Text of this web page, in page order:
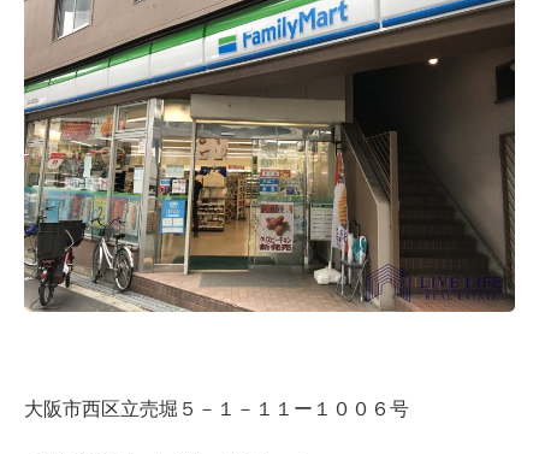
大阪市西区立売堀５－１－１１ー１００６号